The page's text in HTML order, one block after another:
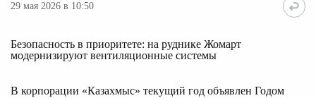
29 мая 2026 в 10:50
Безопасность в приоритете: на руднике Жомарт
модернизируют вентиляционные системы
В корпорации «Казахмыс» текущий год объявлен Годом